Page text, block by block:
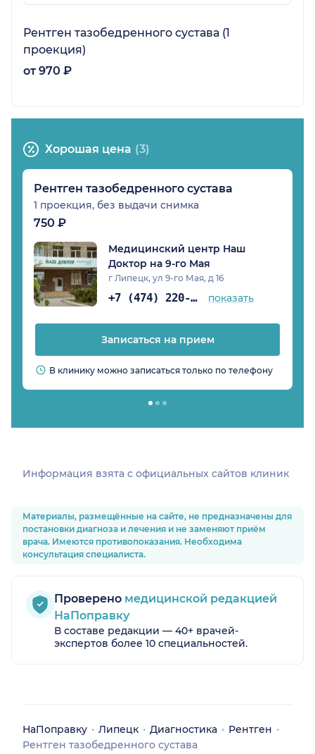
Рентген тазобедренного сустава (1
проекция)
от 970 ₽
Хорошая цена (3)
Рентген тазобедренного сустава
1 проекция, без выдачи снимка
750 ₽
Медицинский центр Наш
Доктор на 9-го Мая
г Липецк, ул 9-го Мая, д 16
+7 (474) 220-19-87 показать
Записаться на прием
В клинику можно записаться только по телефону
Информация взята c официальных сайтов клиник
Материалы, размещённые на сайте, не предназначены для
постановки диагноза и лечения и не заменяют приём
врача. Имеются противопоказания. Необходима
консультация специалиста.
Проверено медицинской редакцией
НаПоправку
В составе редакции — 40+ врачей-
экспертов более 10 специальностей.
НаПоправку Липецк Диагностика
Рентген
Рентген тазобедренного сустава